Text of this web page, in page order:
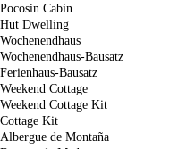
Pocosin Cabin
Hut Dwelling
Wochenendhaus
Wochenendhaus-Bausatz
Ferienhaus-Bausatz
Weekend Cottage
Weekend Cottage Kit
Cottage Kit
Albergue de Montaña